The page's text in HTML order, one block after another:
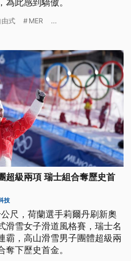
由式 MER ...
超級兩項 瑞士組合奪歷史首
技
尺，荷蘭選手莉爾丹刷新奧
滑雪女子滑道風格賽，瑞士名
霸，高山滑雪男子團體超級兩
下歷史首金。